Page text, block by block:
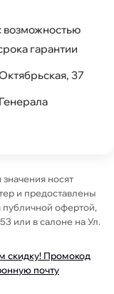
возможностью
гарантии
37
носят
и предоставлены
публичной офертой,
или в салоне на Ул.
скидку! Промокод
почту